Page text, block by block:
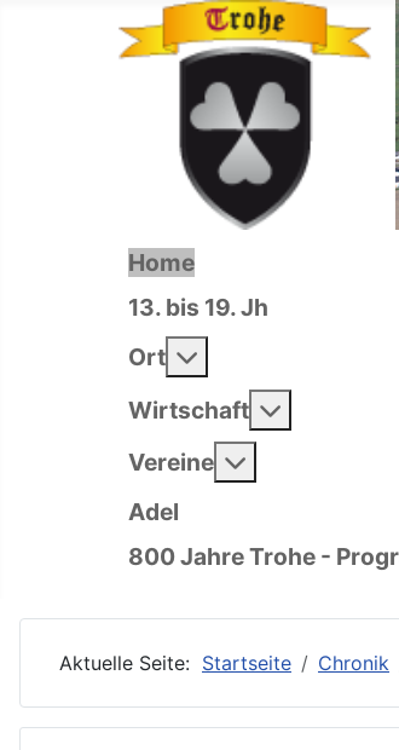
Home
13. bis 19. Jh
Ort
Weitere
Wirtschaft
Weitere
Vereine
Weitere
Adel
800 Jahre Trohe -
Aktuelle Seite: Startseite Chronik